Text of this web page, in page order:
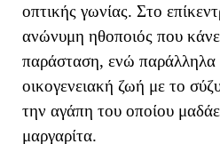
οπτικής γωνίας. Στο
ανώνυμη ηθοποιός που
παράσταση, ενώ παράλληλα
οικογενειακή ζωή με το
την αγάπη του οποίου
μαργαρίτα.